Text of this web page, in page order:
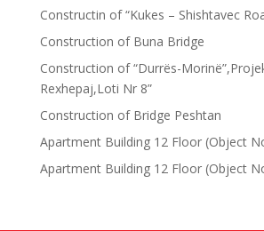
Constructin of “Kukes – Shishtavec
Construction of Buna Bridge
Construction of “Durrës-
Rexhepaj,Loti Nr 8”
Construction of Bridge Peshtan
Apartment Building 12 Floor (Object
Apartment Building 12 Floor (Object